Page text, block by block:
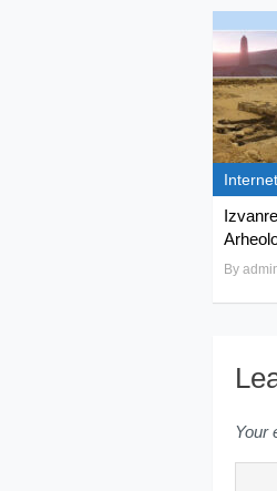
Internet
By
Your